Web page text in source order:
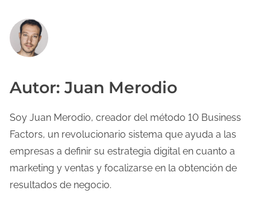
Autor: Juan Merodio
Soy Juan Merodio, creador del método 10 Business
Factors, un revolucionario sistema que ayuda a las
empresas a definir su estrategia digital en cuanto a
marketing y ventas y focalizarse en la obtención de
resultados de negocio.